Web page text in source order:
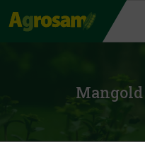
Jump
to